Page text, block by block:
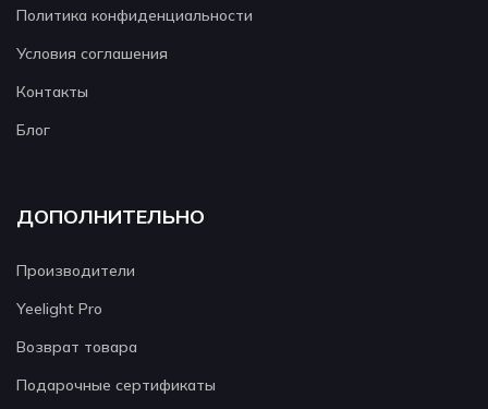
Политика конфиденциальности
Условия соглашения
Контакты
Блог
ДОПОЛНИТЕЛЬНО
Производители
Yeelight Pro
Возврат товара
Подарочные сертификаты